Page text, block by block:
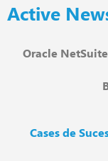
Active
Oracle NetSuite
Cases de